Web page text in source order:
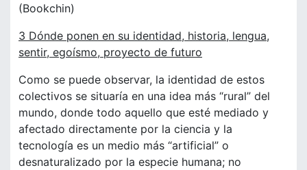
(Bookchin)
3 Dónde ponen en su identidad, historia, lengua,
sentir, egoísmo, proyecto de futuro
Como se puede observar, la identidad de estos
colectivos se situaría en una idea más “rural” del
mundo, donde todo aquello que esté mediado y
afectado directamente por la ciencia y la
tecnología es un medio más “artificial” o
desnaturalizado por la especie humana; no